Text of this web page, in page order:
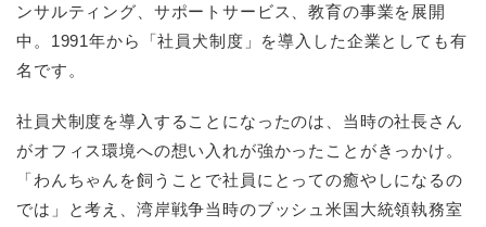
ンサルティング、サポートサービス、教育の事業を展開
中。 1991年から「社員犬制度」を導入した企業としても有
名です。
社員犬制度を導入することになったのは、当時の社長さん
がオフィス環境への想い入れが強かったことがきっかけ。
「わんちゃんを飼うことで社員にとっての癒やしになるの
では」と考え、湾岸戦争当時のブッシュ米国大統領執務室